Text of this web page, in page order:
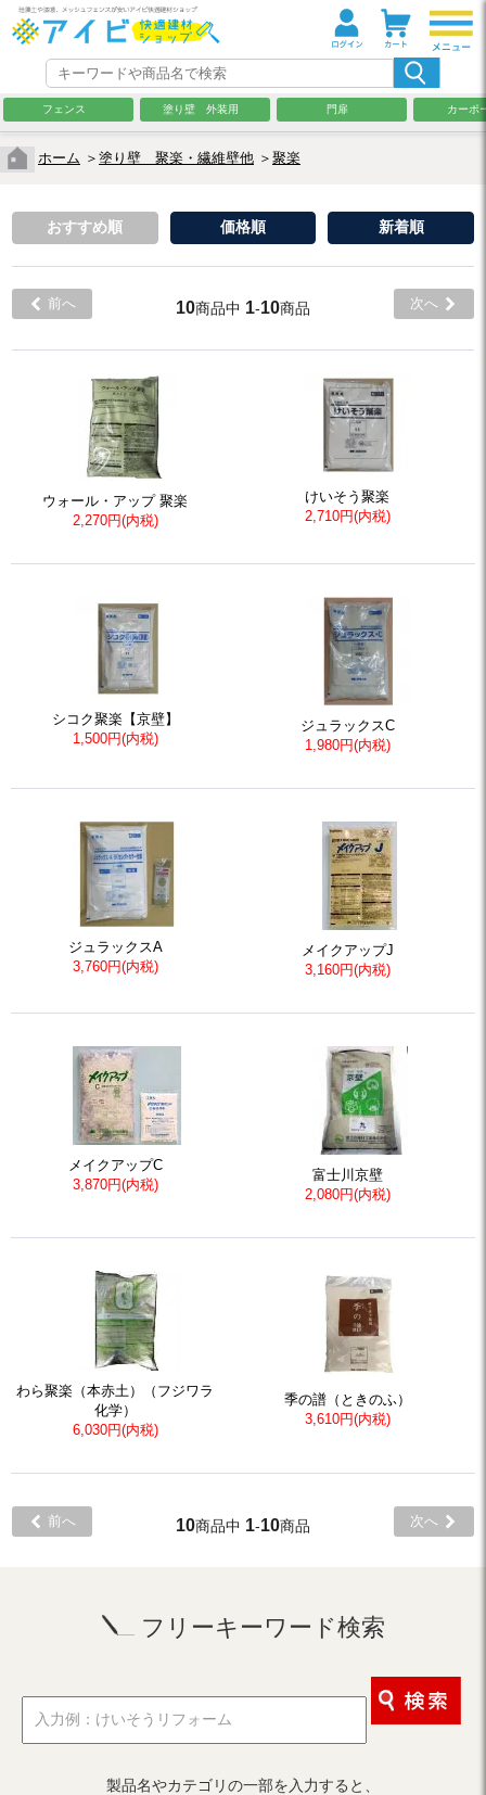
フェンス 塗り壁 外装用 門扉 カーポ
ホーム ＞ 塗り壁 聚楽・繊維壁他 ＞ 聚楽
おすすめ順 価格順 新着順
前へ 10商品中 1-10商品 次へ
ウォール・アップ 聚楽
2,270円(内税)
けいそう聚楽
2,710円(内税)
シコク聚楽【京壁】
1,500円(内税)
ジュラックスC
1,980円(内税)
ジュラックスA
3,760円(内税)
メイクアップJ
3,160円(内税)
メイクアップC
3,870円(内税)
富士川京壁
2,080円(内税)
わら聚楽（本赤土）（フジワラ
化学）
6,030円(内税)
季の譜（ときのふ）
3,610円(内税)
前へ 10商品中 1-10商品 次へ
フリーキーワード検索
製品名やカテゴリの一部を入力すると、